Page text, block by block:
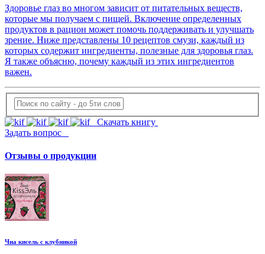
Здоровье глаз во многом зависит от питательных веществ,
которые мы получаем с пищей. Включение определенных
продуктов в рацион может помочь поддерживать и улучшать
зрение. Ниже представлены 10 рецептов смузи, каждый из
которых содержит ингредиенты, полезные для здоровья глаз.
Я также объясню, почему каждый из этих ингредиентов
важен.
Скачать книгу
Задать вопрос
Отзывы о продукции
Чиа кисель с клубникой